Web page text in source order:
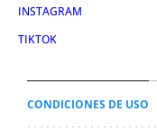
INSTAGRAM
TIKTOK
CONDICIONES DE USO